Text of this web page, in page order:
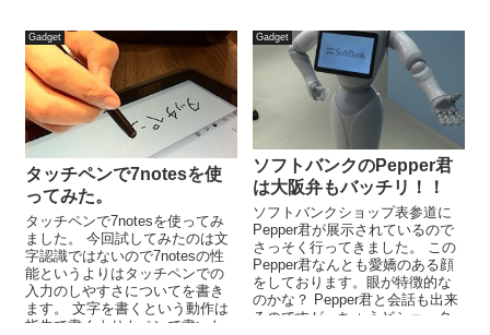
Gadget
タッチペンで7notesを使
ってみた。
タッチペンで7notesを使ってみ
ました。 今回試してみたのは文
字認識ではないので7notesの性
能というよりはタッチペンでの
入力のしやすさについてを書き
ます。 文字を書くという動作は
指先で書くよりもペンで書いた
Gadget
ソフトバンクのPepper君
は大阪弁もバッチリ！！
ソフトバンクショップ表参道に
Pepper君が展示されているので
さっそく行ってきました。 この
Pepper君なんとも愛嬌のある顔
をしております。眼が特徴的な
のかな？ Pepper君と会話も出来
るのですが、ちょうどショータ